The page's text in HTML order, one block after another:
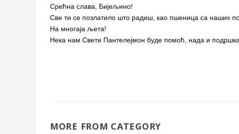
Срећна слава, Бијељино!
Све ти се позлатило што радиш, као пшеница са наших
На многаја љета!
Нека нам Свети Пантелејмон буде помоћ, нада и
MORE FROM CATEGORY